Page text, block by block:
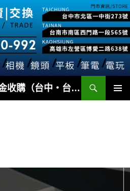
青蘋果3C｜iPhone 現金收購（台中・台南・高雄）